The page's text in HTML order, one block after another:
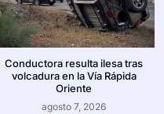
Conductora resulta ilesa tras
volcadura en la Vía Rápida
Oriente
agosto 7, 2026